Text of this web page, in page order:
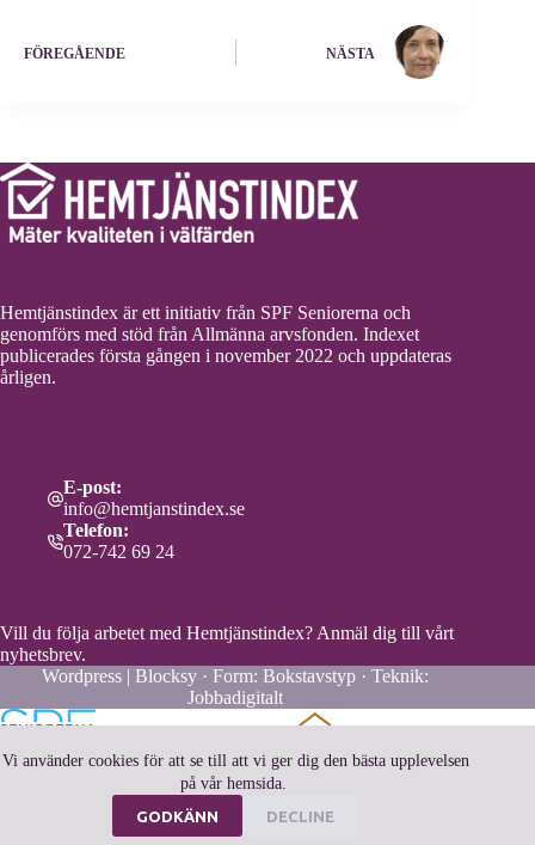
Vi använder cookies för att se till att vi ger dig den bästa upplevelsen
på vår hemsida.
GODKÄNN DECLINE
FÖREGÅENDE NÄSTA
Hemtjänstindex är ett initiativ från SPF Seniorerna och
genomförs med stöd från Allmänna arvsfonden. Indexet
publicerades första gången i november 2022 och uppdateras
årligen.
E-post:
info@hemtjanstindex.se
Telefon:
072-742 69 24
Vill du följa arbetet med Hemtjänstindex?Anmäl dig till vårt
nyhetsbrev.
Wordpress | Blocksy · Form:Bokstavstyp · Teknik:
Jobbadigitalt